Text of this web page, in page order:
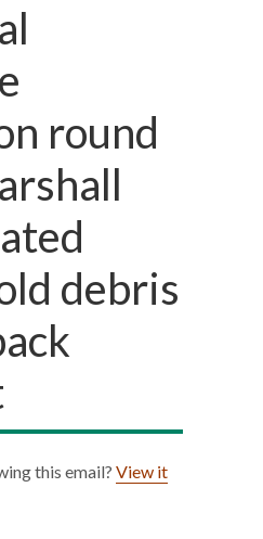
round
debris
this email? View it